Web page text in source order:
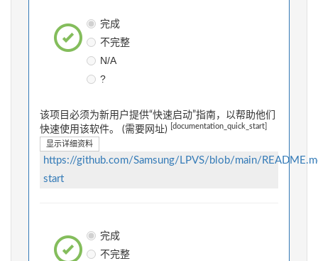
完成
不完整
N/A
?
该项目必须为新用户提供“快速启动”指南，以帮助他们
快速使用该软件。 (需要网址)
[documentation_quick_start]
显示详细资料
https://github.com/Samsung/LPVS/blob/main/
start
完成
不完整